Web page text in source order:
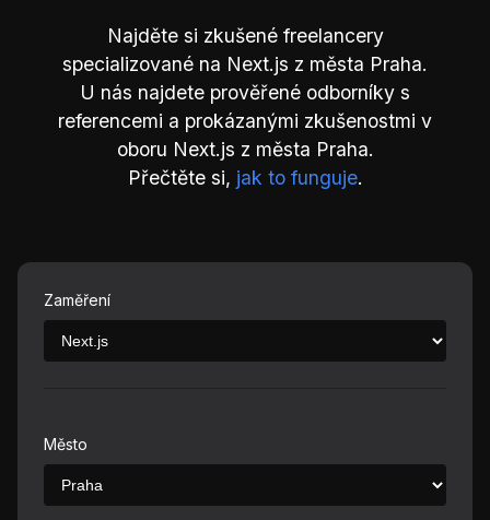
Najděte si zkušené freelancery
specializované na Next.js z města Praha.
U nás najdete prověřené odborníky s
referencemi a prokázanými zkušenostmi v
oboru Next.js z města Praha.
Přečtěte si, jak to funguje.
Zaměření
Město